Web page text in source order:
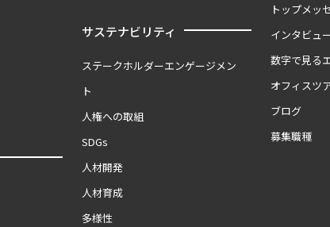
サステナビリティ
ステークホルダーエンゲージメン
ト
人権への取組
SDGs
人材開発
人材育成
多様性
トップメッ
インタビュ
数字で見る
オフィスツ
ブログ
募集職種